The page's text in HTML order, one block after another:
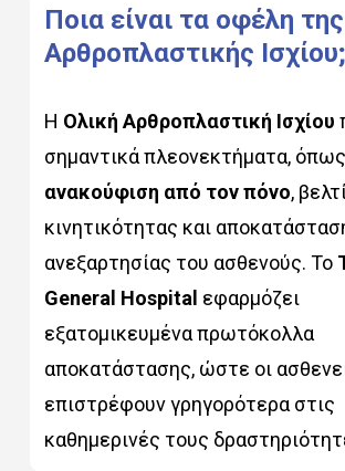
Ποια είναι τα οφέλη της
Αρθροπλαστικής Ισχίου;
Η Ολική Αρθροπλαστική Ισχίου
σημαντικά πλεονεκτήματα, όπως
ανακούφιση από τον πόνο,
κινητικότητας και
ανεξαρτησίας του ασθενούς. Το
General Hospital εφαρμόζει
εξατομικευμένα πρωτόκολλα
αποκατάστασης, ώστε οι
επιστρέφουν γρηγορότερα στις
καθημερινές τους